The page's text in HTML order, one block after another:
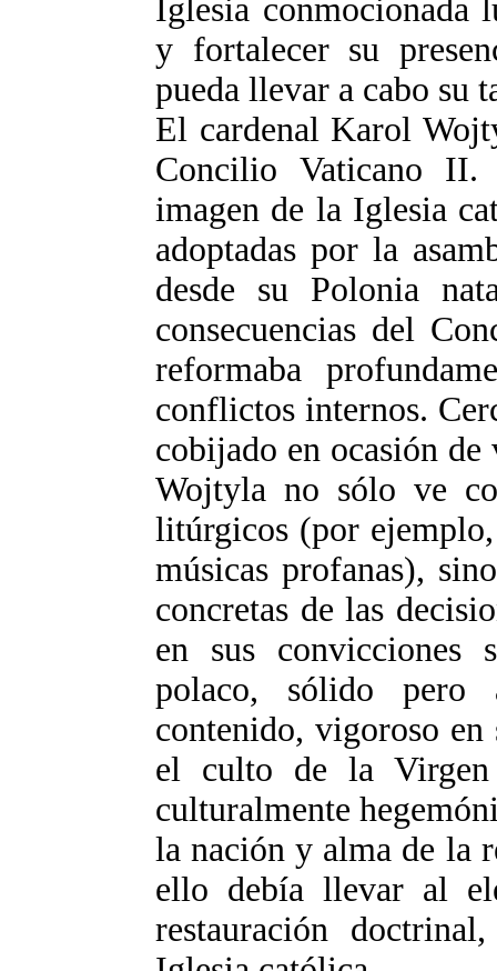
Iglesia conmocionada
y fortalecer su
pueda llevar a cabo su
El cardenal Karol
Concilio Vaticano II.
imagen de la Iglesia
adoptadas por la
desde su Polonia
consecuencias del
reformaba
conflictos internos.
cobijado en ocasión
Wojtyla no sólo ve
litúrgicos (por
músicas profanas),
concretas de las
en sus convicciones
polaco, sólido pero
contenido, vigoroso
el culto de la
culturalmente
la nación y alma de la
ello debía llevar al
restauración